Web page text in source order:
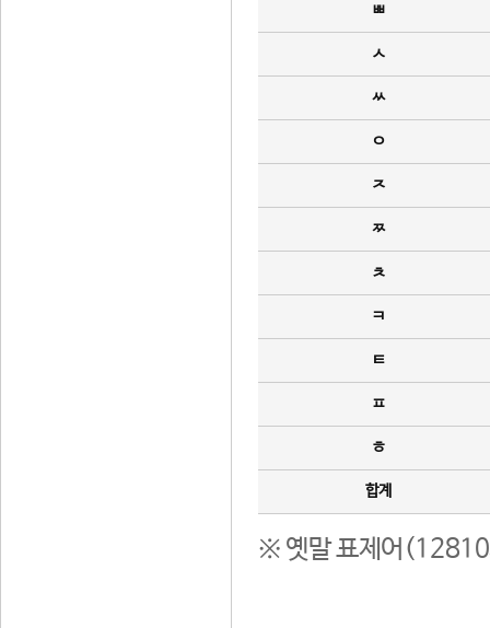
ㅃ
ㅅ
ㅆ
ㅇ
ㅈ
ㅉ
ㅊ
ㅋ
ㅌ
ㅍ
ㅎ
합계
※ 옛말 표제어(12810